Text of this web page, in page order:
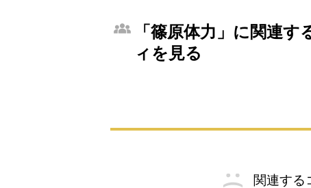
「篠原体力」に関連
ィを見る
関連する